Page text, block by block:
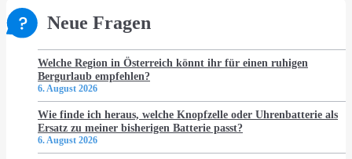
Neue Fragen
Welche Region in Österreich könnt ihr für einen ruhigen
Bergurlaub empfehlen?
6. August 2026
Wie finde ich heraus, welche Knopfzelle oder Uhrenbatterie als
Ersatz zu meiner bisherigen Batterie passt?
6. August 2026